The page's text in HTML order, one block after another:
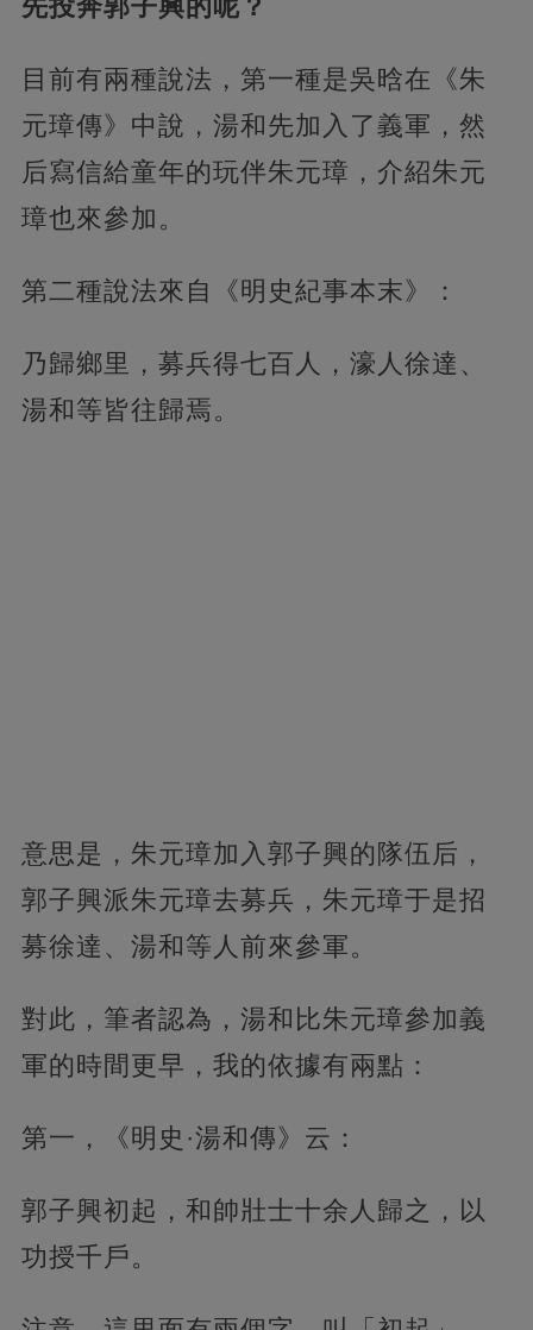
先投奔郭子興的呢？
目前有兩種說法，第一種是吳晗在《朱
元璋傳》中說，湯和先加入了義軍，然
后寫信給童年的玩伴朱元璋，介紹朱元
璋也來參加。
第二種說法來自《明史紀事本末》：
乃歸鄉里，募兵得七百人，濠人徐達、
湯和等皆往歸焉。
意思是，朱元璋加入郭子興的隊伍后，
郭子興派朱元璋去募兵，朱元璋于是招
募徐達、湯和等人前來參軍。
對此，筆者認為，湯和比朱元璋參加義
軍的時間更早，我的依據有兩點：
第一，《明史·湯和傳》云：
郭子興初起，和帥壯士十余人歸之，以
功授千戶。